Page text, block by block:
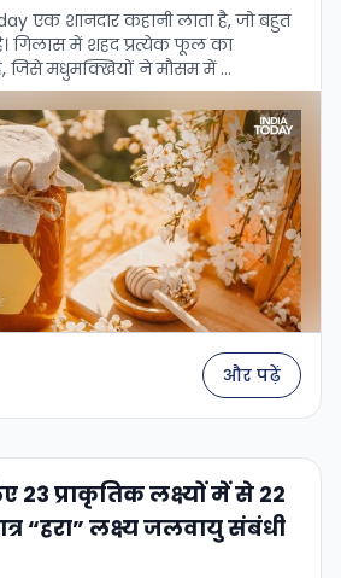
एक शानदार कहानी लाता है, जो बहुत
गिलास में शहद प्रत्येक फूल का
जिसे मधुमक्खियों ने मौसम में …
और पढ़ें
23 प्राकृतिक लक्ष्यों में से 22
“हरा” लक्ष्य जलवायु संबंधी